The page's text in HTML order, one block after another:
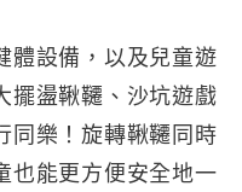
體設備，以及兒童遊
擺盪鞦韆、沙坑遊戲
同樂！旋轉鞦韆同時
也能更方便安全地一